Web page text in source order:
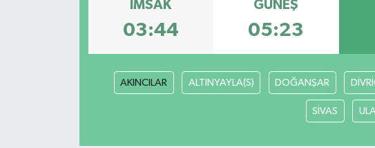
İMSAK
03:44
GÜNEŞ
05:23
AKINCILAR ALTINYAYLA(S) DOĞANŞAR
SİVAS